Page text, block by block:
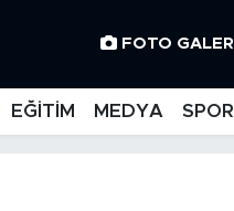
FOTO GALERI
EĞİTİM MEDYA SPOR